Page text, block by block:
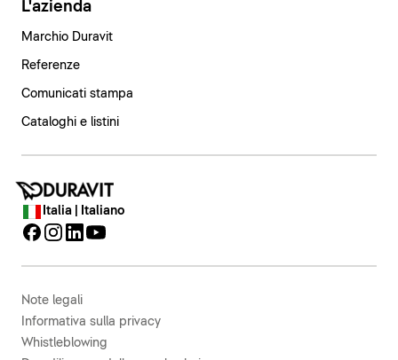
L'azienda
Marchio Duravit
Referenze
Comunicati stampa
Cataloghi e listini
Italia | Italiano
Note legali
Informativa sulla privacy
Whistleblowing